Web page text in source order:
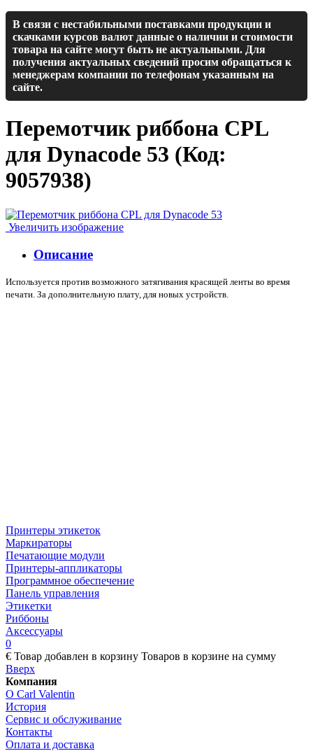
В связи с нестабильными поставками продукции и
скачками курсов валют данные о наличии и стоимости
товара на сайте могут быть не актуальными. Для
получения актуальных сведений просим обращаться к
менеджерам компании по телефонам указанным на
сайте.
Перемотчик риббона CPL
для Dynacode 53 (Код:
9057938)
Увеличить изображение
Описание
Используется против возможного затягивания красящей ленты во время
печати. За дополнительную плату, для новых устройств.
Принтеры этикеток
Маркираторы
Печатающие модули
Принтеры-аппликаторы
Программное обеспечение
Панель управления
Этикетки
Риббоны
Аксессуары
0
€ Товар добавлен в корзину Товаров в корзине на сумму
Вверх
Компания
О Carl Valentin
История
Сервис и обслуживание
Контакты
Оплата и доставка